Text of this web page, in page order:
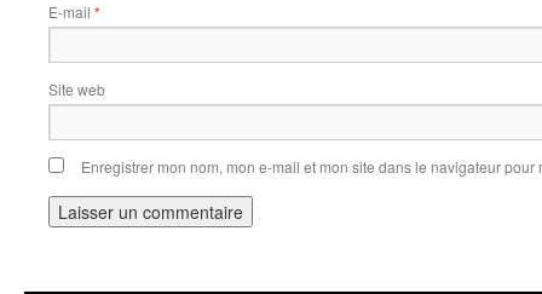
E-mail *
Site web
Enregistrer mon nom, mon e-mail et mon site dans le navigateur